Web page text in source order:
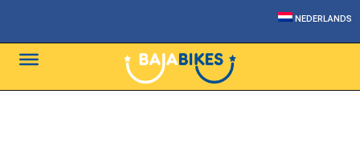
NEDERLANDS